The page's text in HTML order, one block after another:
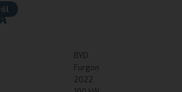
BYD
Furgon
2022